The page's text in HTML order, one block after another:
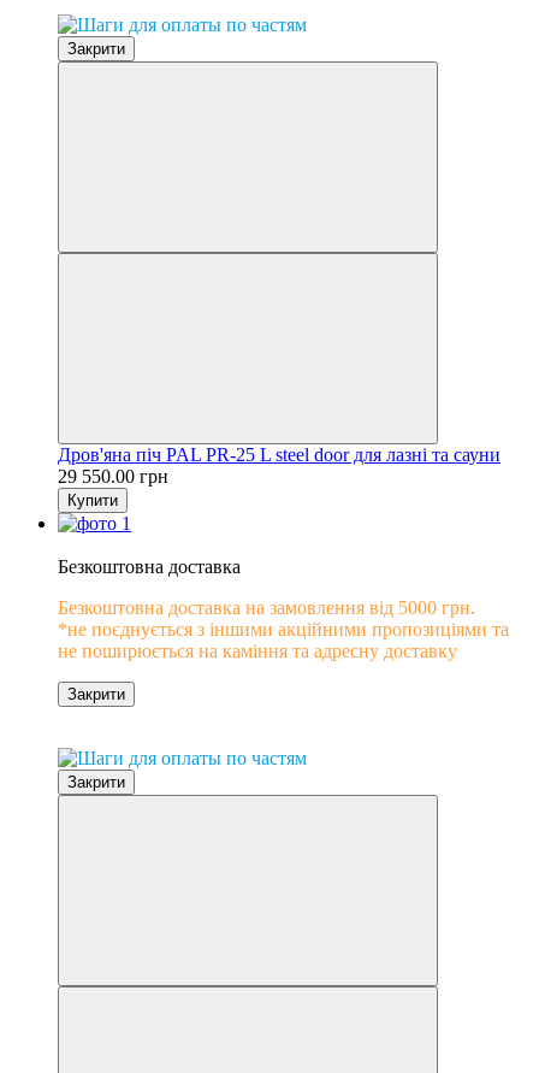
Закрити
Дров'яна піч PAL PR-25 L steel door для лазні та сауни
29 550.00 грн
Купити
Безкоштовна доставка
Безкоштовна доставка на замовлення від 5000 грн.
*не поєднується з іншими акційними пропозиціями та
не поширюється на каміння та адресну доставку
Закрити
Закрити